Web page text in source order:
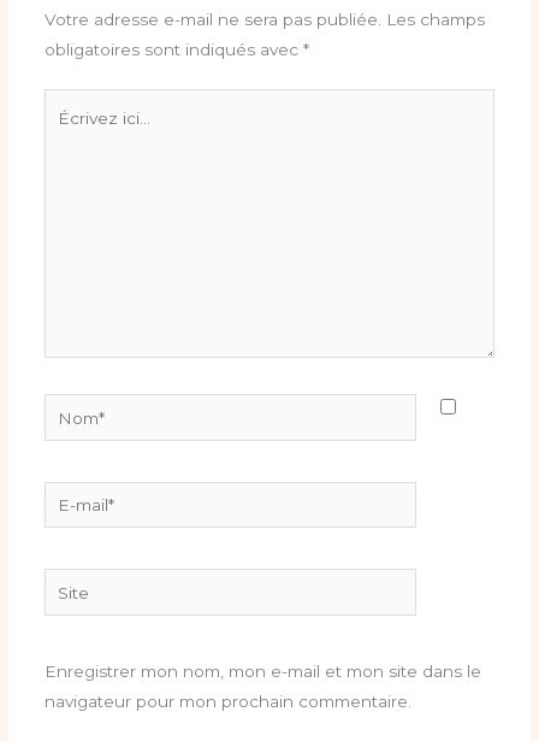
Votre adresse e-mail ne sera pas publiée.
Les champs
obligatoires sont indiqués avec *
mail*
Site
Enregistrer mon nom, mon e-mail et mon site dans le
navigateur pour mon prochain commentaire.